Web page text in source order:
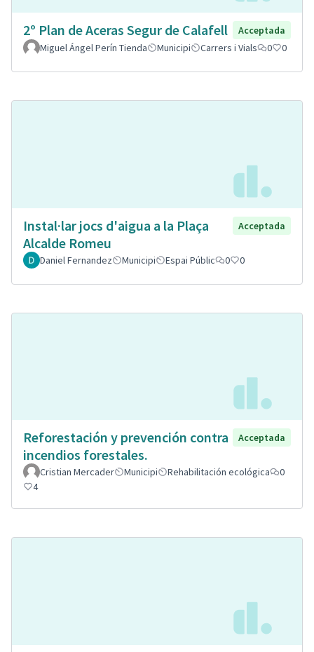
2º Plan de Aceras Segur de Calafell
Acceptada
Miguel Ángel Perín Tienda
Municipi Carrers i Vials 0 0
Instal·lar jocs d'aigua a la Plaça
Alcalde Romeu
Acceptada
Daniel Fernandez Municipi Espai Públic 0 0
Reforestación y prevención contra
incendios forestales.
Acceptada
Cristian Mercader Municipi Rehabilitación ecológica
0
4